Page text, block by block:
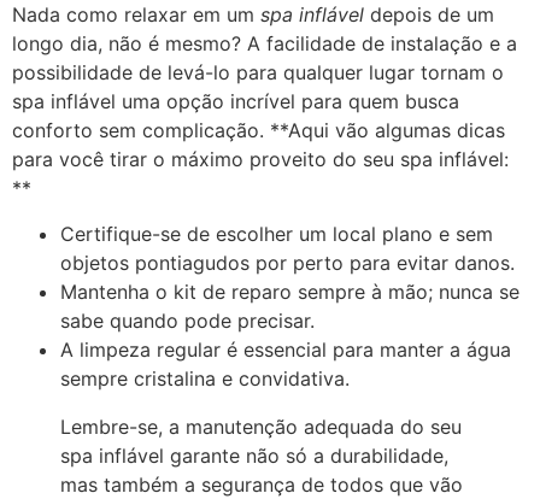
Nada como relaxar em um spa inflável depois de um
longo dia, não é mesmo? A facilidade de instalação e a
possibilidade de levá-lo para qualquer lugar tornam o
spa inflável uma opção incrível para quem busca
conforto sem complicação. **Aqui vão algumas dicas
para você tirar o máximo proveito do seu spa inflável:
**
Certifique-se de escolher um local plano e sem
objetos pontiagudos por perto para evitar danos.
Mantenha o kit de reparo sempre à mão; nunca se
sabe quando pode precisar.
A limpeza regular é essencial para manter a água
sempre cristalina e convidativa.
Lembre-se, a manutenção adequada do seu
spa inflável garante não só a durabilidade,
mas também a segurança de todos que vão